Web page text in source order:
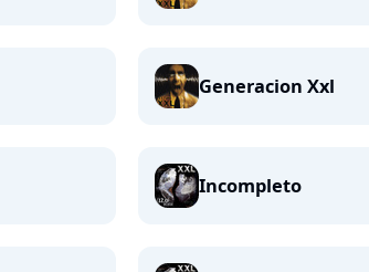
Generacion Xxl
Incompleto